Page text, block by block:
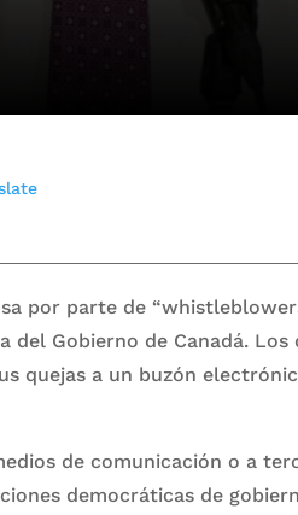
por parte de
del Gobierno de Canadá.
quejas a un buzón
de comunicación o a
democráticas de